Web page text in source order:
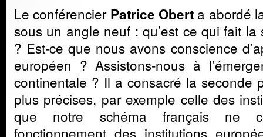
Le conférencier Patrice Obert a abordé
sous un angle neuf : qu’est ce qui fait la
? Est-ce que nous avons conscience
européen ? Assistons-nous à
continentale ? Il a consacré la seconde
plus précises, par exemple celle des
que notre schéma français ne
fonctionnement des institutions